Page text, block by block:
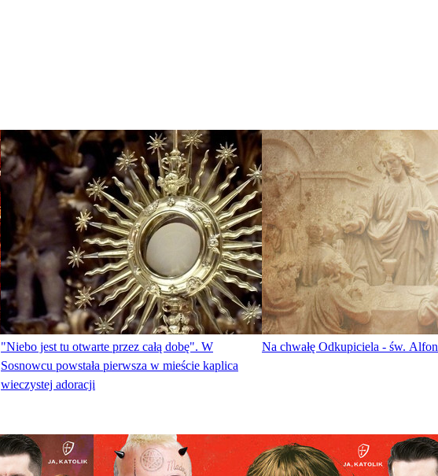
"Niebo jest tu otwarte przez całą dobę". W
Sosnowcu powstała pierwsza w mieście kaplica
wieczystej adoracji
Na chwałę Odkupiciela - św.